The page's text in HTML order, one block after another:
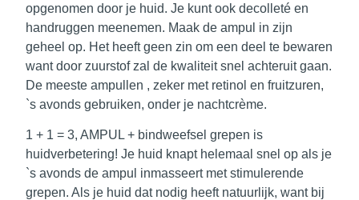
opgenomen door je huid. Je kunt ook decolleté en
handruggen meenemen. Maak de ampul in zijn
geheel op. Het heeft geen zin om een deel te bewaren
want door zuurstof zal de kwaliteit snel achteruit gaan.
De meeste ampullen , zeker met retinol en fruitzuren,
`s avonds gebruiken, onder je nachtcrème.
1 + 1 = 3, AMPUL + bindweefsel grepen is
huidverbetering! Je huid knapt helemaal snel op als je
`s avonds de ampul inmasseert met stimulerende
grepen. Als je huid dat nodig heeft natuurlijk, want bij